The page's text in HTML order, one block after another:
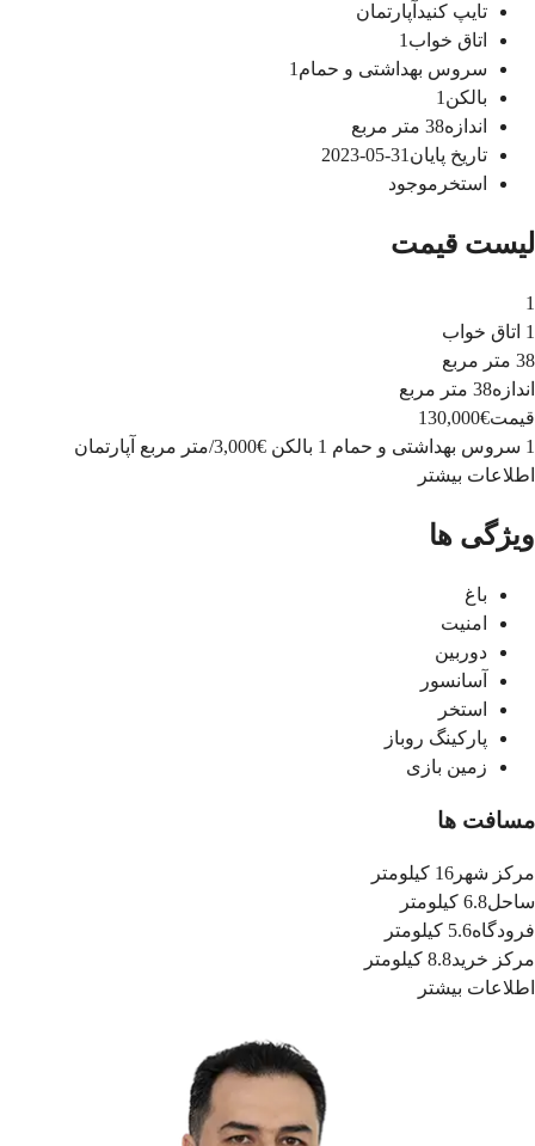
تایپ کنید آپارتمان
اتاق خواب 1
سروس بهداشتی و حمام 1
بالکن 1
اندازه38 متر مربع
تاریخ پایان 31-05-2023
استخر موجود
لیست قیمت
1
1 اتاق خواب
38 متر مربع
اندازه38 متر مربع
قیمت€130,000
1 سروس بهداشتی و حمام
1 بالکن €3,000
/متر مربع آپارتمان
اطلاعات بیشتر
ویژگی ها
باغ
امنیت
دوربین
آسانسور
استخر
پارکینگ روباز
زمین بازی
مسافت ها
مرکز شهر 16 کیلومتر
ساحل6.8 کیلومتر
فرودگاه5.6 کیلومتر
مرکز خرید8.8 کیلومتر
اطلاعات بیشتر